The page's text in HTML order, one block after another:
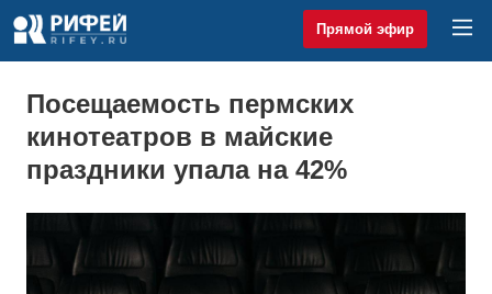
Прямой эфир
Посещаемость пермских
кинотеатров в майские
праздники упала на 42%